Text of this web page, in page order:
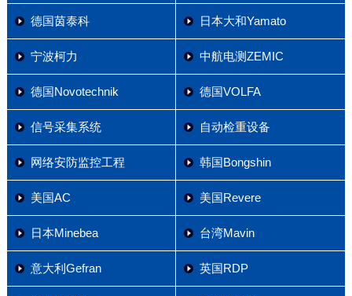
德国茵泰科 日本大和Yamato
宁波柯力 中航电测ZEMIC
德国Novotechnik 德国VOLFA
信号采集系统 自动检重设备
网络安防监控工程 韩国Bongshin
美国AC 美国Revere
日本Minebea 台湾Mavin
意大利Gefran 英国RDP